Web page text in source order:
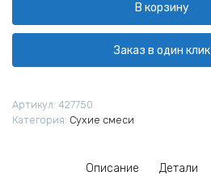
шпатлевка
Tikkurila
Euro
Filler
В корзину
Заказ в один клик
Артикул: 427750
Категория: Сухие смеси
Описание Детали